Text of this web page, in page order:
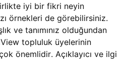
iyi bir fikri neyin
örnekleri de görebilirsiniz.
ve tanımınız olduğundan
topluluk üyelerinin
önemlidir. Açıklayıcı ve ilgi